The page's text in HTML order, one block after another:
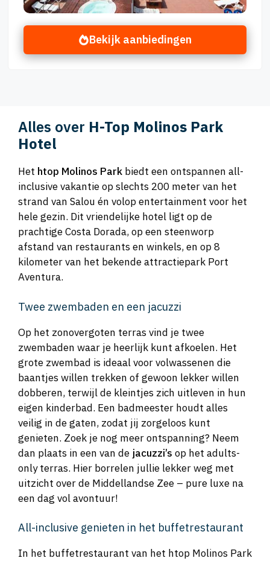
Bekijk aanbiedingen
Alles over H-Top Molinos Park
Hotel
Het htop Molinos Park biedt een ontspannen all-
inclusive vakantie op slechts 200 meter van het
strand van Salou én volop entertainment voor het
hele gezin. Dit vriendelijke hotel ligt op de
prachtige Costa Dorada, op een steenworp
afstand van restaurants en winkels, en op 8
kilometer van het bekende attractiepark Port
Aventura.
Twee zwembaden en een jacuzzi
Op het zonovergoten terras vind je twee
zwembaden waar je heerlijk kunt afkoelen. Het
grote zwembad is ideaal voor volwassenen die
baantjes willen trekken of gewoon lekker willen
dobberen, terwijl de kleintjes zich uitleven in hun
eigen kinderbad. Een badmeester houdt alles
veilig in de gaten, zodat jij zorgeloos kunt
genieten. Zoek je nog meer ontspanning? Neem
dan plaats in een van de jacuzzi’s op het adults-
only terras. Hier borrelen jullie lekker weg met
uitzicht over de Middellandse Zee – pure luxe na
een dag vol avontuur!
All-inclusive genieten in het buffetrestaurant
In het buffetrestaurant van het htop Molinos Park